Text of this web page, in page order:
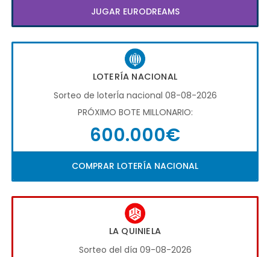
JUGAR EURODREAMS
LOTERÍA NACIONAL
Sorteo de loterÍa nacional 08-08-2026
PRÓXIMO BOTE MILLONARIO:
600.000€
COMPRAR LOTERÍA NACIONAL
LA QUINIELA
Sorteo del día 09-08-2026